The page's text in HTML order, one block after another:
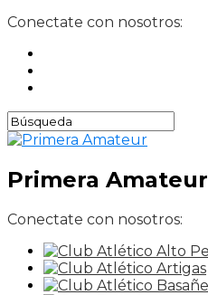
Conectate con nosotros:
Primera Amateur
Conectate con nosotros: